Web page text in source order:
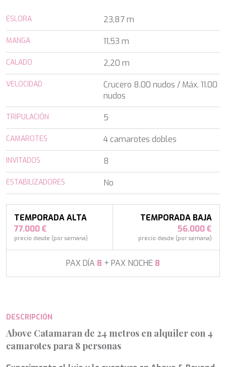
ESLORA 23,87 m
MANGA 11,53 m
CALADO 2,20 m
VELOCIDAD
Crucero 8.00 nudos / Máx. 11.00
nudos
TRIPULACIÓN 5
CAMAROTES 4 camarotes dobles
INVITADOS 8
ESTABILIZADORES No
TEMPORADA ALTA
77.000 €
precio desde (por semana)
TEMPORADA BAJA
56.000 €
precio desde (por semana)
PAX DÍA 8 + PAX NOCHE 8
DESCRIPCIÓN
Above Catamaran de 24 metros en alquiler con 4
camarotes para 8 personas
ALENA
ALFA MARIO
ALICE
ALOIA 80
ALTEYA
ALVIUM
AMADA MIA
ANAVI
ANDILIS
ANETTA
ANGRA TOO
ANIMA
ANIMA II
ANIMA MARIS
ANKA
ANNABEL II
ANOTHER ONE
ANTHEYA III
APHAEA
AQUA LIBRA
AQUAVISTA
ARGO
ARION
ASLEC 4
ATLANTIC
AURA I
Francia
Turquía
Grecia
Croacia
Baleares
Caribe & Bahamas
Caribe & Bahamas
Italia
Croacia
Océano Índico
Baleares
Baleares
Italia
Turquía
Italia
Sudeste Asiático
Francia